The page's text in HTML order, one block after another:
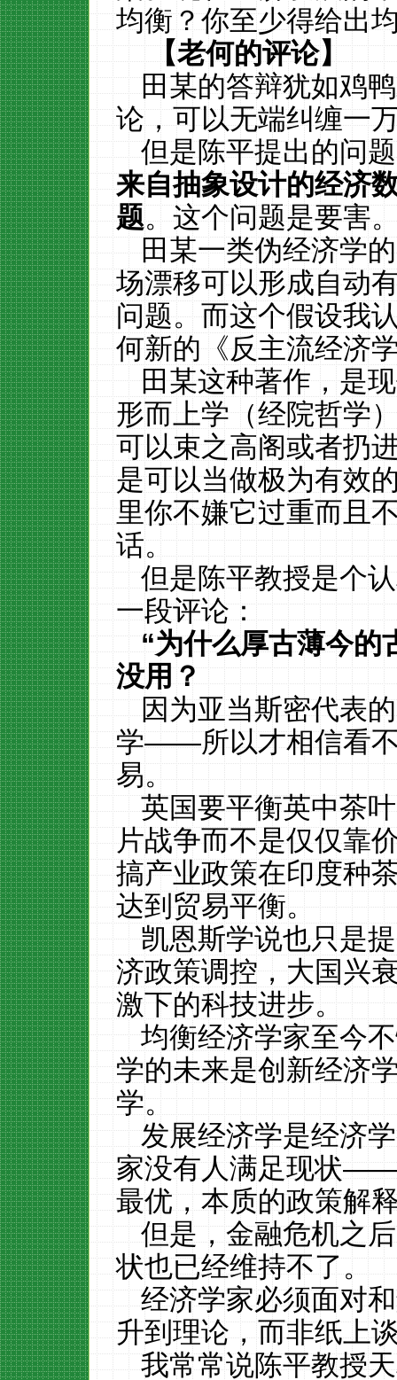
均衡？你至少得给出
【老何的评论】
田某的答辩犹如鸡
论，可以无端纠缠一
但是陈平提出的问
来自抽象设计的经济
题。这个问题是要害
田某一类伪经济学
场漂移可以形成自动
问题。而这个假设我
何新的《反主流经济
田某这种著作，是
形而上学（经院哲学
可以束之高阁或者扔
是可以当做极为有效
里你不嫌它过重而且
话。
但是陈平教授是个
一段评论：
“为什么厚古薄今的
没用？
因为亚当斯密代表
学——所以才相信看
易。
英国要平衡英中茶
片战争而不是仅仅靠
搞产业政策在印度种
达到贸易平衡。
凯恩斯学说也只是
济政策调控，大国兴
激下的科技进步。
均衡经济学家至今
学的未来是创新经济
学。
发展经济学是经济
家没有人满足现状
最优，本质的政策解
但是，金融危机之
状也已经维持不了。
经济学家必须面对
升到理论，而非纸上
我常常说陈平教授